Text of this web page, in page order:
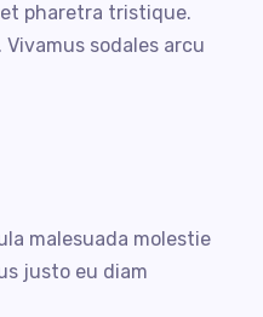
pharetra tristique.
sodales arcu
malesuada molestie
justo eu diam